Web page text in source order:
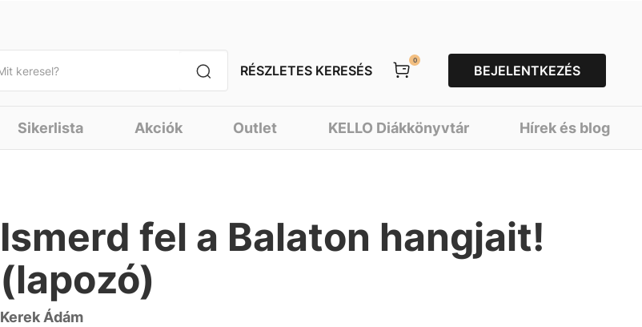
RÉSZLETES KERESÉS
0
BEJELENTKEZÉS
Sikerlista Akciók Outlet KELLO Diákkönyvtár Hírek és blog
Ismerd fel a Balaton hangjait!
(lapozó)
Kerek Ádám